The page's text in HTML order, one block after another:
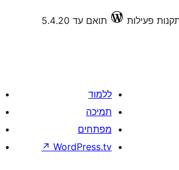
תואם עד 5.4.20
ללמוד
תמיכה
מפתחים
WordPress.tv
↗